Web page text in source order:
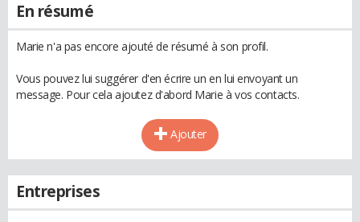
En résumé
Marie n'a pas encore ajouté de résumé à son profil.
Vous pouvez lui suggérer d'en écrire un en lui envoyant un
message. Pour cela ajoutez d'abord Marie à vos contacts.
Ajouter
Entreprises